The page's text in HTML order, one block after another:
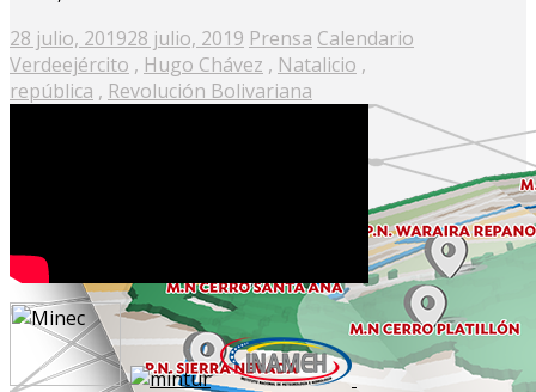
Posted
on
28 julio, 201928 julio, 2019 Prensa Calendario
Verdeejército , Hugo Chávez , Natalicio ,
república , Revolución Bolivariana